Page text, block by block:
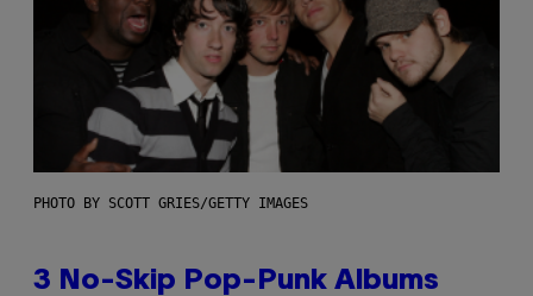
PHOTO BY SCOTT GRIES/GETTY IMAGES
3 No-Skip Pop-Punk Albums